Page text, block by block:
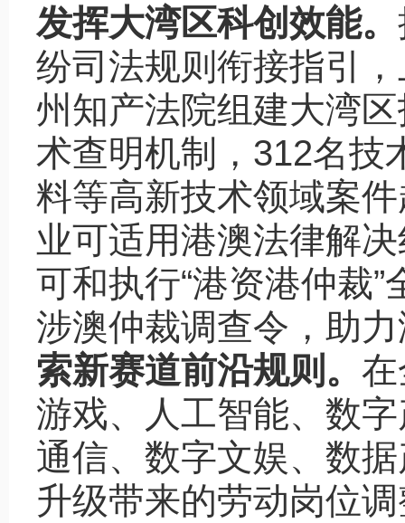
发挥大湾区科创效能。
纷司法规则衔接指引
州知产法院组建大湾
术查明机制，312名技
料等高新技术领域案
业可适用港澳法律解
可和执行“港资港仲裁
涉澳仲裁调查令，助
索新赛道前沿规则。
游戏、人工智能、数
通信、数字文娱、数
升级带来的劳动岗位